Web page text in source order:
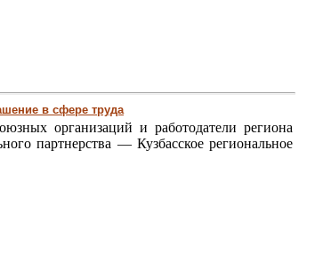
в сфере труда
организаций и работодатели региона
партнерства — Кузбасское региональное